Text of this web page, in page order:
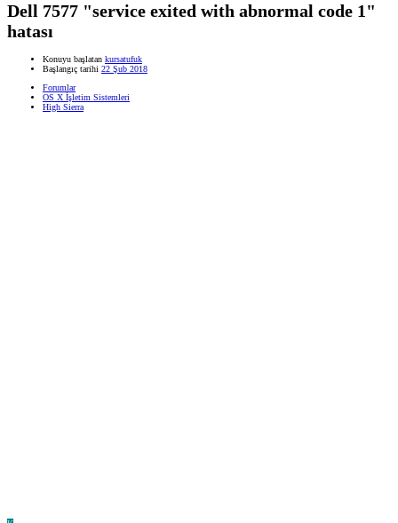
Dell 7577 "service exited with abnormal code 1"
hatası
Konuyu başlatan kursatufuk
Başlangıç tarihi 22 Şub 2018
Forumlar
OS X İşletim Sistemleri
High Sierra